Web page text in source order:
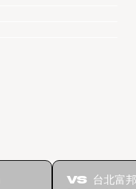
vs 台北富邦